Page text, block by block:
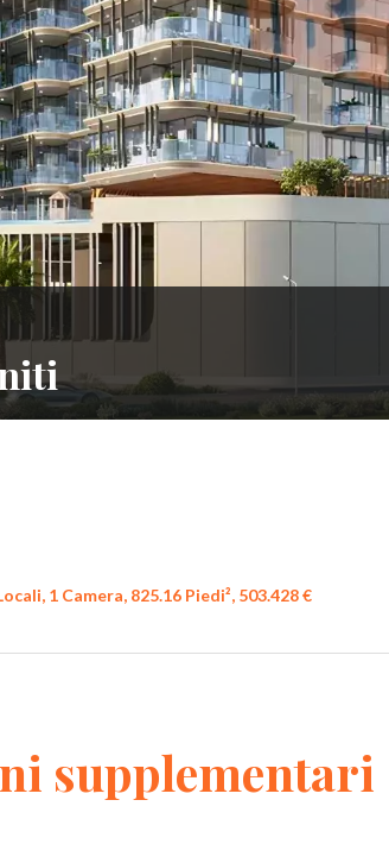
1 Camera, 825.16 Piedi², 503.428 €
supplementari